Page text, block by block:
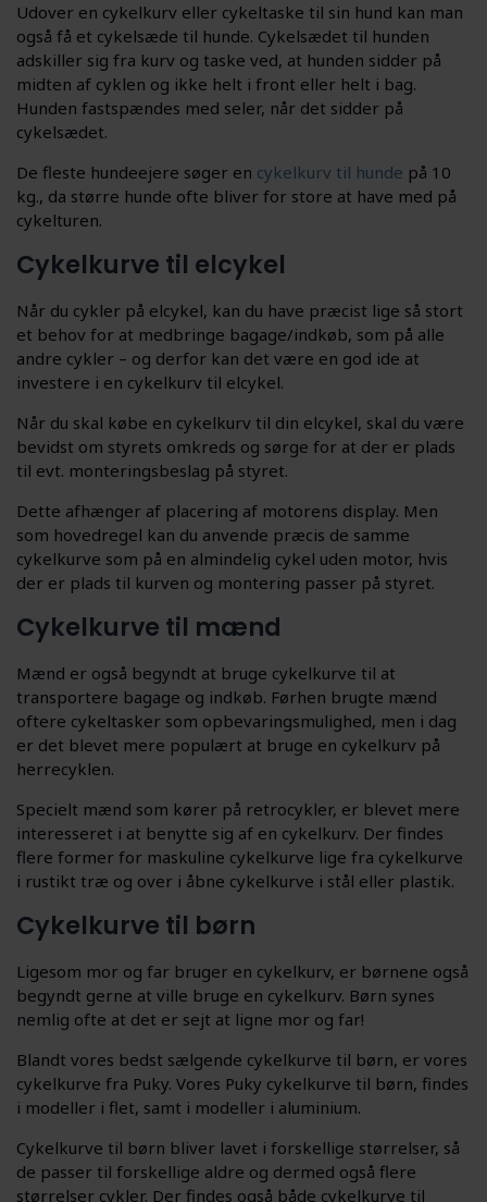
Udover en cykelkurv eller cykeltaske til sin hund kan man
også få et cykelsæde til hunde. Cykelsædet til hunden
adskiller sig fra kurv og taske ved, at hunden sidder på
midten af cyklen og ikke helt i front eller helt i bag.
Hunden fastspændes med seler, når det sidder på
cykelsædet.
De fleste hundeejere søger en cykelkurv til hunde på 10
kg., da større hunde ofte bliver for store at have med på
cykelturen.
Cykelkurve til elcykel
Når du cykler på elcykel, kan du have præcist lige så stort
et behov for at medbringe bagage/indkøb, som på alle
andre cykler – og derfor kan det være en god ide at
investere i en cykelkurv til elcykel.
Når du skal købe en cykelkurv til din elcykel, skal du være
bevidst om styrets omkreds og sørge for at der er plads
til evt. monteringsbeslag på styret.
Dette afhænger af placering af motorens display. Men
som hovedregel kan du anvende præcis de samme
cykelkurve som på en almindelig cykel uden motor, hvis
der er plads til kurven og montering passer på styret.
Cykelkurve til mænd
Mænd er også begyndt at bruge cykelkurve til at
transportere bagage og indkøb. Førhen brugte mænd
oftere cykeltasker som opbevaringsmulighed, men i dag
er det blevet mere populært at bruge en cykelkurv på
herrecyklen.
Specielt mænd som kører på retrocykler, er blevet mere
interesseret i at benytte sig af en cykelkurv. Der findes
flere former for maskuline cykelkurve lige fra cykelkurve
i rustikt træ og over i åbne cykelkurve i stål eller plastik.
Cykelkurve til børn
Ligesom mor og far bruger en cykelkurv, er børnene også
begyndt gerne at ville bruge en cykelkurv. Børn synes
nemlig ofte at det er sejt at ligne mor og far!
Blandt vores bedst sælgende cykelkurve til børn, er vores
cykelkurve fra Puky. Vores Puky cykelkurve til børn, findes
i modeller i flet, samt i modeller i aluminium.
Cykelkurve til børn bliver lavet i forskellige størrelser, så
de passer til forskellige aldre og dermed også flere
størrelser cykler. Der findes også både cykelkurve til